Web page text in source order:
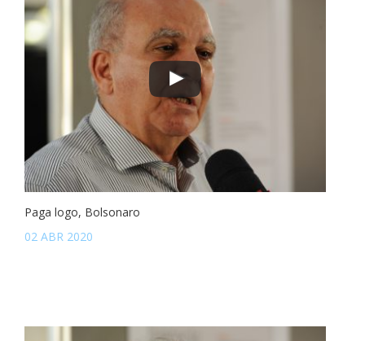
Paga logo, Bolsonaro
02 ABR 2020